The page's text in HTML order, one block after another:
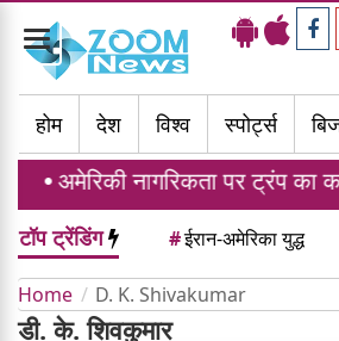
Toggle
navigation
होम
देश विश्व स्पोर्ट्स
अमेरिकी नागरिकता पर ट्रंप का
टॉप ट्रेंडिंग #ईरान-अमेरिका युद्ध
Home D. K. Shivakumar
डी. के. शिवकुमार